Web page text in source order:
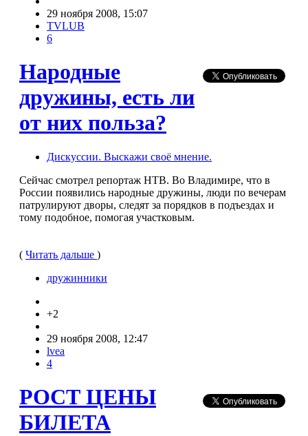
29 ноября 2008, 15:07
TVLUB
6
Народные
дружины, есть ли
от них польза?
Дискуссии. Выскажи своё мнение.
Сейчас смотрел репортаж НТВ. Во Владимире, что в
России появились народные дружины, люди по вечерам
патрулируют дворы, следят за порядков в подъездах и
тому подобное, помогая участковым.
( Читать дальше )
дружинники
+2
29 ноября 2008, 12:47
lvea
4
РОСТ ЦЕНЫ
БИЛЕТА